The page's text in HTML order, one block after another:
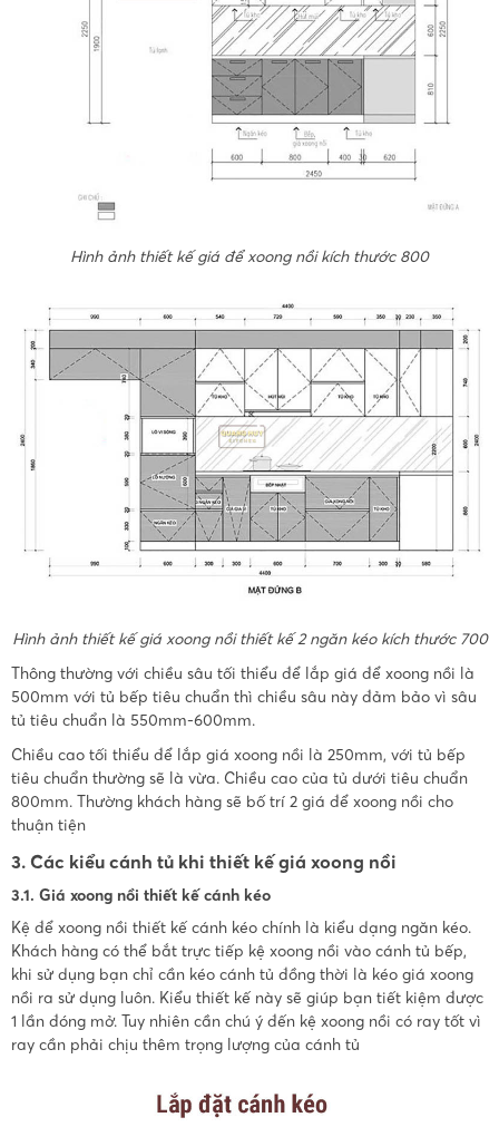
Hình ảnh thiết kế giá để xoong nồi kích thước 800
Hình ảnh thiết kế giá xoong nồi thiết kế 2 ngăn kéo kích thước 700
Thông thường với chiều sâu tối thiểu để lắp giá để xoong nồi là
500mm với tủ bếp tiêu chuẩn thì chiều sâu này đảm bảo vì sâu
tủ tiêu chuẩn là 550mm-600mm.
Chiều cao tối thiểu để lắp giá xoong nồi là 250mm, với tủ bếp
tiêu chuẩn thường sẽ là vừa. Chiều cao của tủ dưới tiêu chuẩn
800mm. Thường khách hàng sẽ bố trí 2 giá để xoong nồi cho
thuận tiện
3. Các kiểu cánh tủ khi thiết kế giá xoong nồi
3.1. Giá xoong nồi thiết kế cánh kéo
Kệ để xoong nồi thiết kế cánh kéo chính là kiểu dạng ngăn kéo.
Khách hàng có thể bắt trực tiếp kệ xoong nồi vào cánh tủ bếp,
khi sử dụng bạn chỉ cần kéo cánh tủ đồng thời là kéo giá xoong
nồi ra sử dụng luôn. Kiểu thiết kế này sẽ giúp bạn tiết kiệm được
1 lần đóng mở. Tuy nhiên cần chú ý đến kệ xoong nồi có ray tốt vì
ray cần phải chịu thêm trọng lượng của cánh tủ